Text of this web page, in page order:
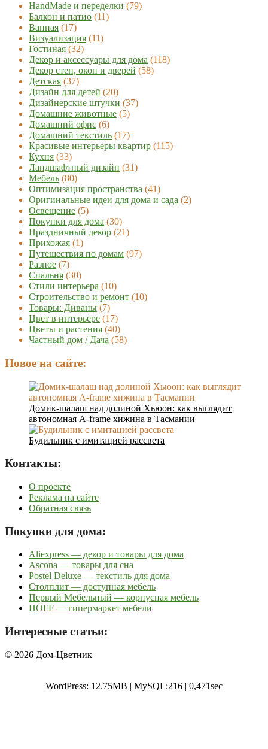
HandMade и переделки (79)
Балкон и патио (11)
Ванная (17)
Визуализация (11)
Гостиная (32)
Декор и аксессуары для дома (118)
Декор стен, окон и дверей (58)
Детская (37)
Дизайн для детей (20)
Дизайнерские штучки (37)
Домашние животные (5)
Домашний офис (6)
Домашний текстиль (17)
Красивые интерьеры квартир (115)
Кухня (33)
Ландшафтный дизайн (31)
Мебель (80)
Оптимизация пространства (41)
Оригинальные идеи для дома и сада (2)
Освещение (5)
Покупки для дома (30)
Праздничный декор (21)
Прихожая (1)
Путешествия по домам (97)
Разное (7)
Спальня (30)
Стили интерьера (10)
Строительство и ремонт (10)
Товары: Диваны (7)
Цвет в интерьере (17)
Цветы и растения (40)
Частный дом / Дача (58)
Новое на сайте:
Домик-шалаш над долиной Хьюон: как выглядит
автономная A-frame хижина в Тасмании
Будильник с имитацией рассвета
Контакты:
О проекте
Реклама на сайте
Обратная связь
Покупки для дома:
Aliexpress — декор и товары для дома
Ascona — товары для сна
Postel Deluxe — текстиль для дома
Столплит — доступная мебель
Первый Мебельный — корпусная мебель
HOFF — гипермаркет мебели
Интересные статьи:
© 2026 Дом-Цветник
WordPress: 12.75MB | MySQL:216 | 0,471sec